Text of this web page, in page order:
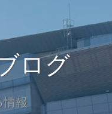
ログ
報